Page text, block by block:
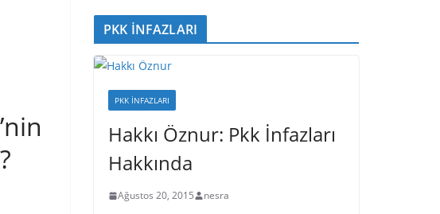
PKK İNFAZLARI
PKK İNFAZLARI
Hakkı Öznur: Pkk İnfazları
Hakkında
Ağustos 20, 2015 nesra